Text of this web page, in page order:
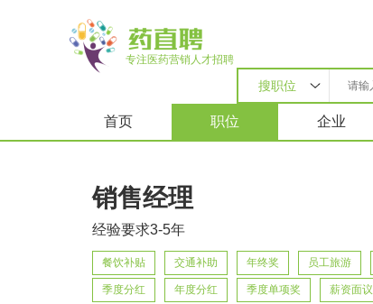
专注医药营销人才招聘
搜职位
首页 职位 企业
销售经理
经验要求3-5年
餐饮补贴 交通补助 年终奖 员工旅游
季度分红 年度分红 季度单项奖 薪资面议